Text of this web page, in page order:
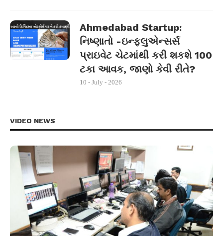
Ahmedabad Startup:
નિષ્ણાતો -ઇન્ફ્લુએન્સર્સ
પ્રાઇવેટ ચેટમાંથી કરી શકશે 100
ટકા આવક, જાણો કેવી રીતે?
10 - July - 2026
VIDEO NEWS